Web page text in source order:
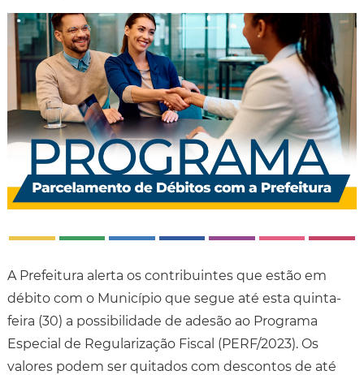
A Prefeitura alerta os contribuintes que estão em
débito com o Município que segue até esta quinta-
feira (30) a possibilidade de adesão ao Programa
Especial de Regularização Fiscal (PERF/2023). Os
valores podem ser quitados com descontos de até